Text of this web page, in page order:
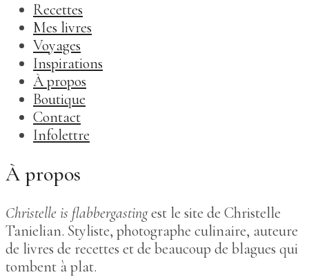
Recettes
Mes livres
Voyages
Inspirations
À propos
Boutique
Contact
Infolettre
À propos
Christelle is flabbergastingest le site de Christelle
Tanielian. Styliste, photographe culinaire, auteure
de livres de recettes et de beaucoup de blagues qui
tombent à plat.